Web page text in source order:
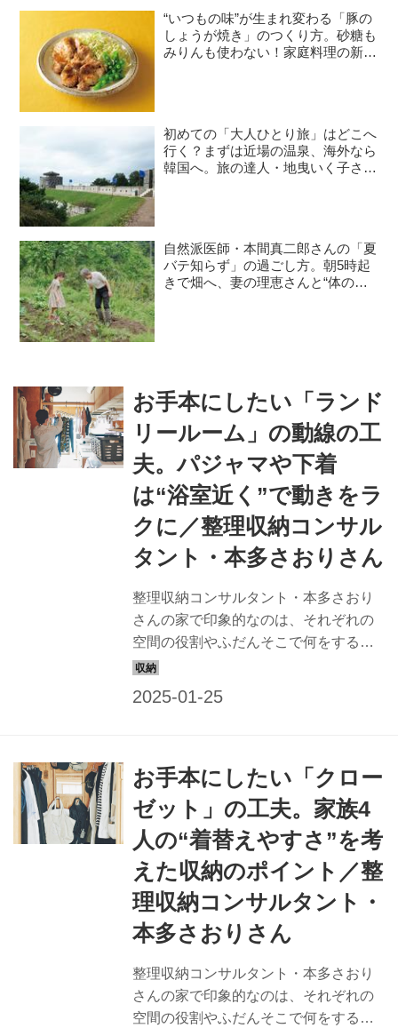
“いつもの味”が生まれ変わる「豚の
しょうが焼き」のつくり方。砂糖も
みりんも使わない！家庭料理の新定
初めての「大人ひとり旅」はどこへ
行く？まずは近場の温泉、海外なら
韓国へ。旅の達人・地曳いく子さん
自然派医師・本間真二郎さんの「夏
バテ知らず」の過ごし方。朝5時起
きで畑へ、妻の理恵さんと“体の
お手本にしたい「ランド
リールーム」の動線の工
夫。パジャマや下着
は“浴室近く”で動きをラ
クに／整理収納コンサル
タント・本多さおりさん
整理収納コンサルタント・本多さおり
さんの家で印象的なのは、それぞれの
空間の役割やふだんそこで何をするか
をよく考えたうえでの空間づくり。
生活』2022年8月号掲載）
お手本にしたい「クロー
ゼット」の工夫。家族4
人の“着替えやすさ”を考
えた収納のポイント／整
理収納コンサルタント・
本多さおりさん
整理収納コンサルタント・本多さおり
さんの家で印象的なのは、それぞれの
空間の役割やふだんそこで何をするか